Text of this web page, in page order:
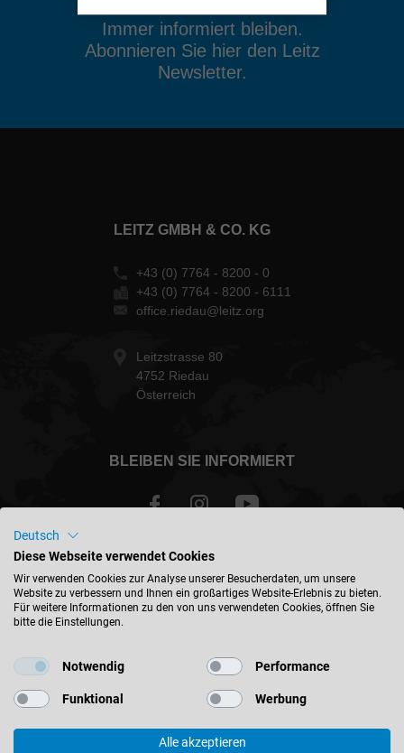
Immer informiert bleiben.
Abonnieren Sie hier den Leitz
Newsletter.
LEITZ GMBH & CO. KG
+43 (0) 7764 - 8200 - 0
+43 (0) 7764 - 8200 - 6111
office.riedau@leitz.org
Leitzstrasse 80
4752 Riedau
Österreich
BLEIBEN SIE INFORMIERT
Österreich - deutsch
STANDORT FINDEN
© 2026 Leitz GmbH & Co. KG
Deutsch
Diese Webseite verwendet Cookies
Wir verwenden Cookies zur Analyse unserer Besucherdaten, um unsere
Website zu verbessern und Ihnen ein großartiges Website-Erlebnis zu bieten.
Für weitere Informationen zu den von uns verwendeten Cookies, öffnen Sie
bitte die Einstellungen.
Notwendig Performance
Funktional Werbung
Alle akzeptieren